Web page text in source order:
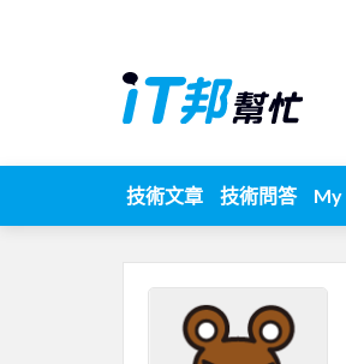
技術文章 技術問答 My